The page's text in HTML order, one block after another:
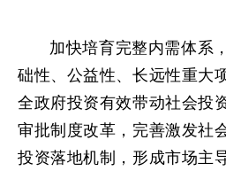
加快培育完整内需体系
础性、公益性、长远性重大
全政府投资有效带动社会投
审批制度改革，完善激发社
投资落地机制，形成市场主